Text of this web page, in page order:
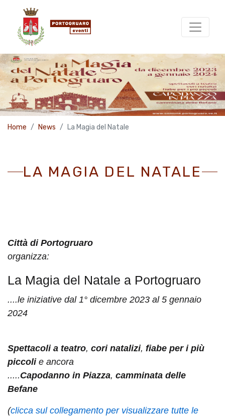
Home News La Magia del Natale
LA MAGIA DEL NATALE
Città di Portogruaro
organizza:
La Magia del Natale a Portogruaro
....le iniziative dal 1° dicembre 2023 al 5 gennaio
2024
Spettacoli a teatro, cori natalizi, fiabe per i più
piccoli e ancora
.....Capodanno in Piazza, camminata delle
Befane
(clicca sul collegamento per visualizzare tutte le